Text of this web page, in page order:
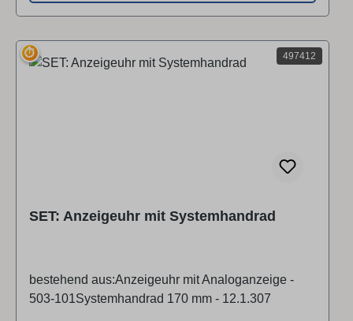
497412
⏱
SET: Anzeigeuhr mit Systemhandrad
bestehend aus:Anzeigeuhr mit Analoganzeige -
503-101Systemhandrad 170 mm - 12.1.307